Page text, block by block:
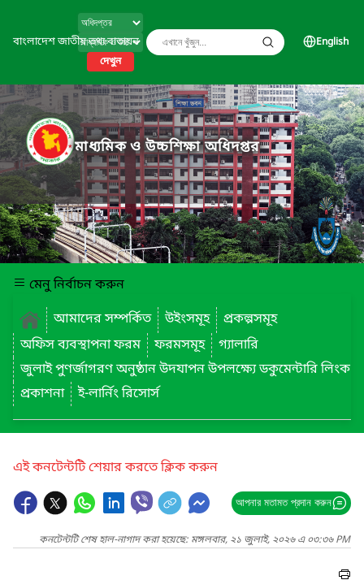
বাংলাদেশ জাতীয় তথ্য বাতায়ন
দেখুন
English
মাধ্যমিক ও উচ্চশিক্ষা অধিদপ্তর
মেনু নির্বাচন করুন
আমাদের সম্পর্কিত
উইংসমূহ
প্রকল্পসমূহ
অফিস ব্যবস্থাপনা ফরম
ফরমসমূহ
গ্যালারি
জুলাই পুণর্জাগরণ অনুষ্ঠান উদযাপন উপলক্ষ্যে ডকুমেন্টারি লিংক
প্রকাশনা
ই-লার্নিং রিসোর্স
এই কনটেন্টটি শেয়ার করতে ক্লিক করুন
আপনার মতামত প্রদান করুন
কনটেন্টটি শেষ হাল-নাগাদ করা হয়েছে: মঙ্গলবার, ২১ জুলাই, ২০২৬ এ ০৩:৩৬ PM